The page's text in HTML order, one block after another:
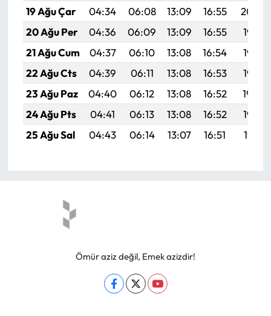
19 Ağu Çar
04:34 06:08 13:09 16:55
20:00
20 Ağu Per
04:36 06:09 13:09 16:55
19:58
21 Ağu Cum
04:37 06:10 13:08 16:54
19:57
22 Ağu Cts
04:39 06:11 13:08 16:53
19:55
23 Ağu Paz
04:40 06:12 13:08 16:52
19:54
24 Ağu Pts
04:41 06:13 13:08 16:52
19:52
25 Ağu Sal
04:43 06:14 13:07 16:51 19:51
Ömür aziz değil, Emek azizdir!